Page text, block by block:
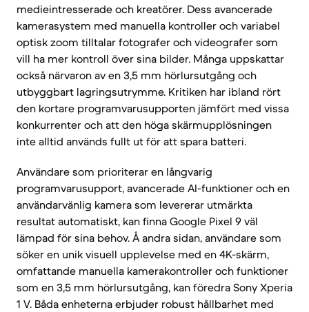
medieintresserade och kreatörer. Dess avancerade
kamerasystem med manuella kontroller och variabel
optisk zoom tilltalar fotografer och videografer som
vill ha mer kontroll över sina bilder. Många uppskattar
också närvaron av en 3,5 mm hörlursutgång och
utbyggbart lagringsutrymme. Kritiken har ibland rört
den kortare programvarusupporten jämfört med vissa
konkurrenter och att den höga skärmupplösningen
inte alltid används fullt ut för att spara batteri.
Användare som prioriterar en långvarig
programvarusupport, avancerade AI-funktioner och en
användarvänlig kamera som levererar utmärkta
resultat automatiskt, kan finna Google Pixel 9 väl
lämpad för sina behov. Å andra sidan, användare som
söker en unik visuell upplevelse med en 4K-skärm,
omfattande manuella kamerakontroller och funktioner
som en 3,5 mm hörlursutgång, kan föredra Sony Xperia
1 V. Båda enheterna erbjuder robust hållbarhet med